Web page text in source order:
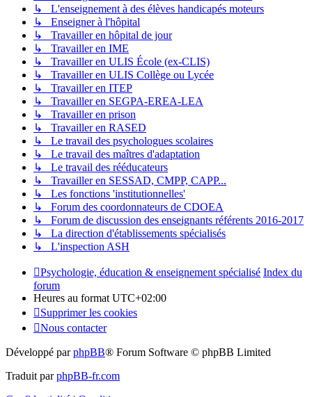
↳ L'enseignement à des élèves handicapés moteurs
↳ Enseigner à l'hôpital
↳ Travailler en hôpital de jour
↳ Travailler en IME
↳ Travailler en ULIS École (ex-CLIS)
↳ Travailler en ULIS Collège ou Lycée
↳ Travailler en ITEP
↳ Travailler en SEGPA-EREA-LEA
↳ Travailler en prison
↳ Travailler en RASED
↳ Le travail des psychologues scolaires
↳ Le travail des maîtres d'adaptation
↳ Le travail des rééducateurs
↳ Travailler en SESSAD, CMPP, CAPP...
↳ Les fonctions 'institutionnelles'
↳ Forum des coordonnateurs de CDOEA
↳ Forum de discussion des enseignants référents 2016-2017
↳ La direction d'établissements spécialisés
↳ L'inspection ASH
Psychologie, éducation & enseignement spécialisé Index du
forum
Heures au format UTC+02:00
Supprimer les cookies
Nous contacter
Développé parphpBB® Forum Software © phpBB Limited
Traduit parphpBB-fr.com